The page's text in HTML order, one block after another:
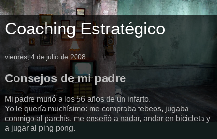
Coaching Estratégico
viernes, 4 de julio de 2008
Consejos de mi padre
Mi padre murió a los 56 años de un infarto.
Yo le quería muchísimo: me compraba tebeos, jugaba
conmigo al parchís, me enseñó a nadar, andar en bicicleta y
a jugar al ping pong.